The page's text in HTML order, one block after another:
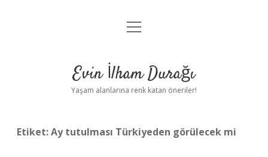
Anasayfa
Yasal Uyarı
menüyü
Evin İlham Durağı
Yaşam alanlarına renk katan öneriler!
Etiket:Ay tutulması Türkiyeden görülecek mi